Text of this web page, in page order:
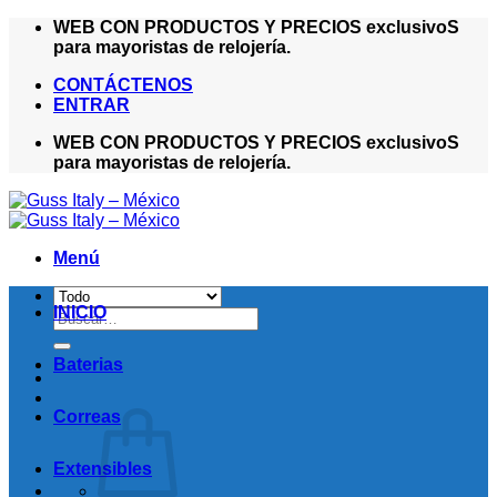
SaltarWEB CON PRODUCTOS Y PRECIOS exclusivoS
para mayoristas de relojería.
CONTÁCTENOS
ENTRAR
WEB CON PRODUCTOS Y PRECIOS exclusivoS
para mayoristas de relojería.
Menú
Buscar
por:
INICIO
Baterias
Correas
Extensibles